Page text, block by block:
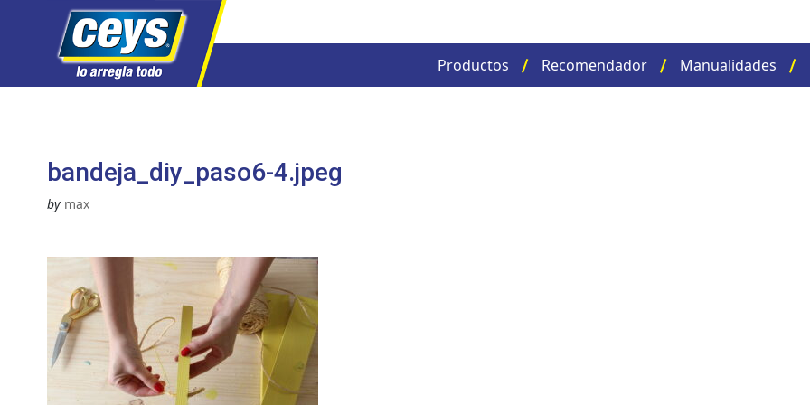
Productos Recomendador Manualidades
bandeja_diy_paso6-4.jpeg
by max